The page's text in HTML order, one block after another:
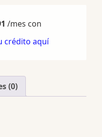
/mes con
crédito aquí
(0)